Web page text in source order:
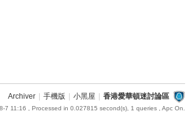
Archiver 手機版 小黑屋 香港愛華頓迷討論區
7 11:16 , Processed in 0.027815 second(s), 1 queries , Apc On.